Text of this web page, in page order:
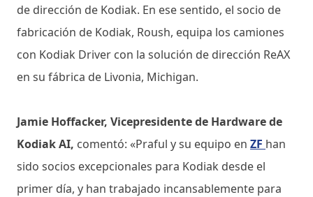
de dirección de Kodiak. En ese sentido, el socio de
fabricación de Kodiak, Roush, equipa los camiones
con Kodiak Driver con la solución de dirección ReAX
en su fábrica de Livonia, Michigan.
Jamie Hoffacker, Vicepresidente de Hardware de
Kodiak AI, comentó: «Praful y su equipo en ZF han
sido socios excepcionales para Kodiak desde el
primer día, y han trabajado incansablemente para